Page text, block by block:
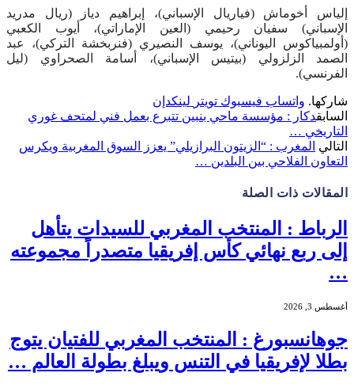
إلياس أخوماش (فياريال الإسباني)، إبراهيم دياز (ريال مدريد
الإسباني) سفيان رحيمي (العين الإماراتي)، أيوب الكعبي
(أولمبياكوس اليوناني)، يوسف النصيري (فنربخشة التركي)، عبد
الصمد الزلزولي (بيتيس الإسباني)، أسامة الصحراوي (ليل
الفرنسي).
شاركها. واتساب فيسبوك تويتر لينكدإن
السابقدكار : مؤسسة ماحي بنبين تتبرع بعمل فني لمتحف غوري
التاريخي …
التالي المغرب : “الزيتون البرازيلي” يعزز السوق المغربية ويكرس
التعاون الفلاحي بين البلدين …
المقالات ذات الصلة
الرباط : المنتخب المغربي للسيدات يتأهل
إلى ربع نهائي كأس إفريقيا متصدراً مجموعته
…
أغسطس 3, 2026
جوهانسبورغ : المنتخب المغربي للفتيان يتوج
بطلا لإفريقيا في التنس ويبلغ بطولة العالم …